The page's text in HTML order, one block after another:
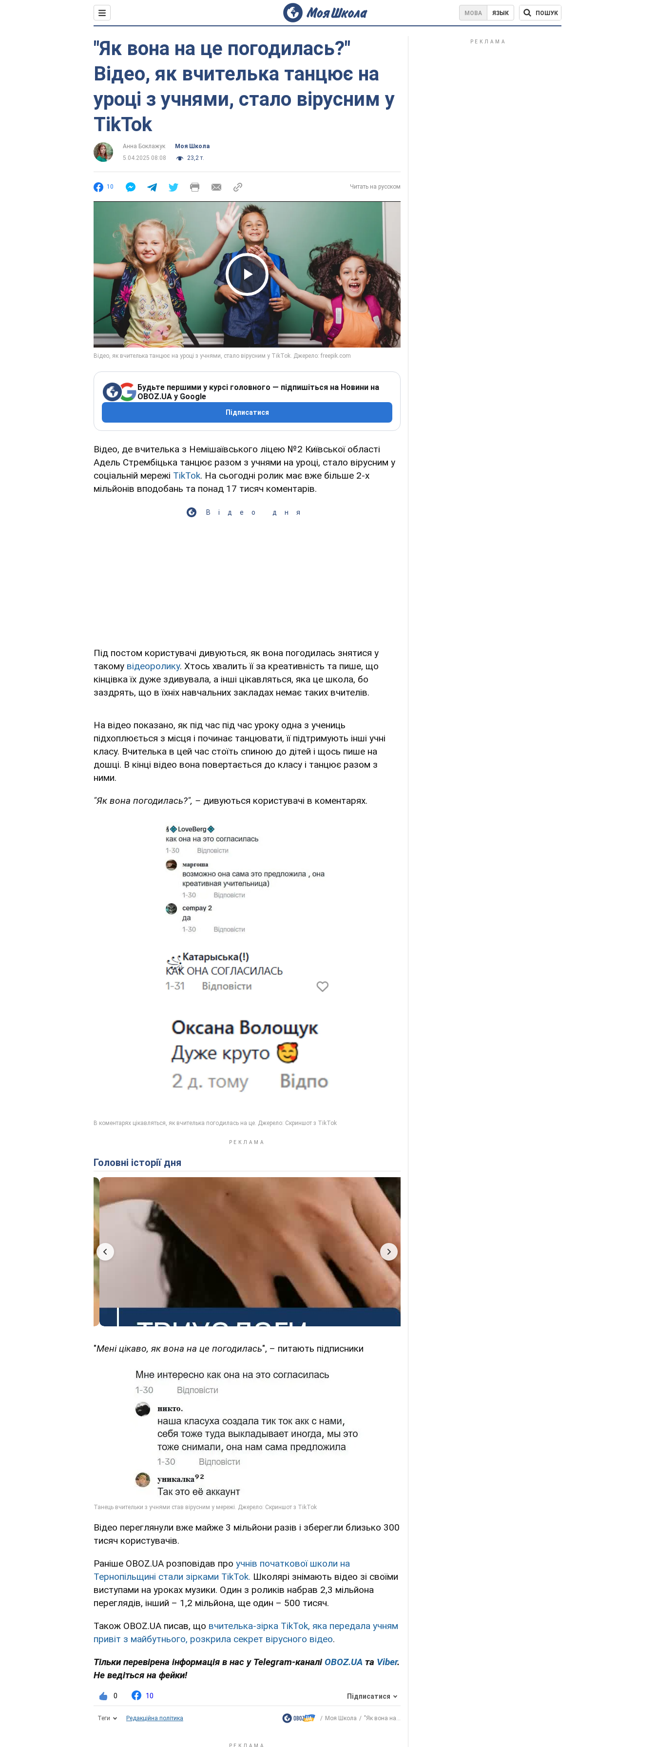
МОВА ЯЗЫК ПОШУК
"Як вона на це погодилась?"
Відео, як вчителька танцює на
уроці з учнями, стало вірусним у
TikTok
Анна Боклажук
Моя Школа
5.04.2025 08:08
23,2 т.
10 Читать на русском
Play Video
Будьте першими у курсі головного — підпишіться на Новини на
OBOZ.UA у Google
Підписатися
Відео, де вчителька з Немішаївського ліцею №2 Київської області
Адель Стрембіцька танцює разом з учнями на уроці, стало вірусним у
соціальній мережі TikTok. На сьогодні ролик має вже більше 2-х
мільйонів вподобань та понад 17 тисяч коментарів.
Відео дня
Під постом користувачі дивуються, як вона погодилась знятися у
такому відеоролику. Хтось хвалить її за креативність та пише, що
кінцівка їх дуже здивувала, а інші цікавляться, яка це школа, бо
заздрять, що в їхніх навчальних закладах немає таких вчителів.
На відео показано, як під час під час уроку одна з учениць
підхоплюється з місця і починає танцювати, її підтримують інші учні
класу. Вчителька в цей час стоїть спиною до дітей і щось пише на
дошці. В кінці відео вона повертається до класу і танцює разом з
ними.
"Як вона погодилась?", – дивуються користувачі в коментарях.
Головні історії дня
"Мені цікаво, як вона на це погодилась", – питають підписники
Відео переглянули вже майже 3 мільйони разів і зберегли близько 300
тисяч користувачів.
Раніше OBOZ.UA розповідав про учнів початкової школи на
Тернопільщині стали зірками TikTok. Школярі знімають відео зі своїми
виступами на уроках музики. Один з роликів набрав 2,3 мільйона
переглядів, інший – 1,2 мільйона, ще один – 500 тисяч.
Також OBOZ.UA писав, що вчителька-зірка TikTok, яка передала учням
привіт з майбутнього, розкрила секрет вірусного відео.
Тільки перевірена інформація в нас у Telegram-каналі OBOZ.UA та Viber.
Не ведіться на фейки!
0 10 Підписатися
Теги Редакційна політика Моя Школа "Як вона на...